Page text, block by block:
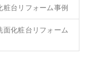
台リフォーム事例
面化粧台リフォーム